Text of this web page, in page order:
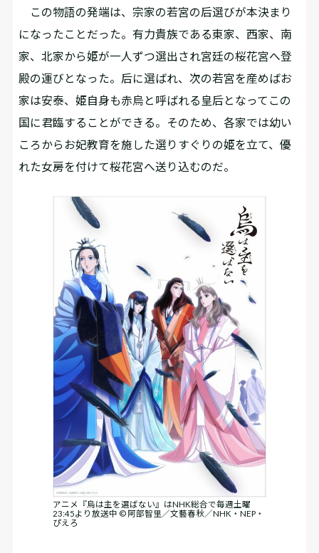
この物語の発端は、宗家の若宮の后選びが本決まり
になったことだった。有力貴族である東家、西家、南
家、北家から姫が一人ずつ選出され宮廷の桜花宮へ登
殿の運びとなった。后に選ばれ、次の若宮を産めばお
家は安泰、姫自身も赤烏と呼ばれる皇后となってこの
国に君臨することができる。そのため、各家では幼い
ころからお妃教育を施した選りすぐりの姫を立て、優
れた女房を付けて桜花宮へ送り込むのだ。
アニメ『烏は主を選ばない』はNHK総合で毎週土曜
23:45より放送中 © 阿部智里／文藝春秋／NHK・NEP・
ぴえろ